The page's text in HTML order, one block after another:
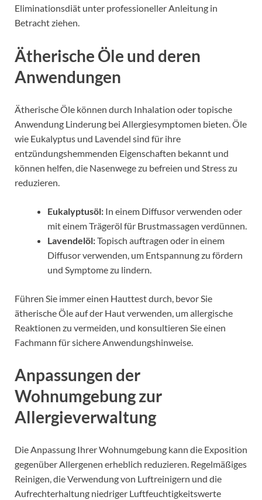
Eliminationsdiät unter professioneller Anleitung in
Betracht ziehen.
Ätherische Öle und deren
Anwendungen
Ätherische Öle können durch Inhalation oder topische
Anwendung Linderung bei Allergiesymptomen bieten. Öle
wie Eukalyptus und Lavendel sind für ihre
entzündungshemmenden Eigenschaften bekannt und
können helfen, die Nasenwege zu befreien und Stress zu
reduzieren.
Eukalyptusöl: In einem Diffusor verwenden oder
mit einem Trägeröl für Brustmassagen verdünnen.
Lavendelöl:Topisch auftragen oder in einem
Diffusor verwenden, um Entspannung zu fördern
und Symptome zu lindern.
Führen Sie immer einen Hauttest durch, bevor Sie
ätherische Öle auf der Haut verwenden, um allergische
Reaktionen zu vermeiden, und konsultieren Sie einen
Fachmann für sichere Anwendungshinweise.
Anpassungen der
Wohnumgebung zur
Allergieverwaltung
Die Anpassung Ihrer Wohnumgebung kann die Exposition
gegenüber Allergenen erheblich reduzieren. Regelmäßiges
Reinigen, die Verwendung von Luftreinigern und die
Aufrechterhaltung niedriger Luftfeuchtigkeitswerte